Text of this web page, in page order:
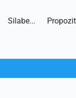
Silabe...